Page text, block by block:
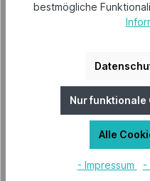
12 x 2 mm inkl.
Hersteller "Aerial"
bestmögliche
Nur funktionale
Alle
- Impressum -